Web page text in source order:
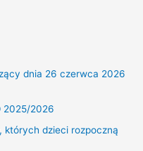
dnia 26 czerwca 2026
2025/2026
których dzieci rozpoczną